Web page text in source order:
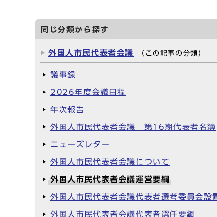
同じ分類から探す
外国人市民代表者会議 （この記事の分類）
議事録
2026年度会議日程
年次報告
外国人市民代表者会議 第16期代表者名簿
ニューズレター
外国人市民代表者会議について
外国人市民代表者会議運営要綱
外国人市民代表者会議代表者選考委員会設
外国人市民代表者会議代表者選任要綱